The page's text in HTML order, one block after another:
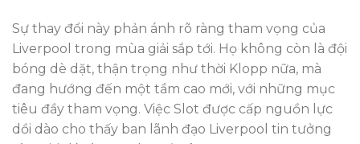
Sự thay đổi này phản ánh rõ ràng tham vọng của
Liverpool trong mùa giải sắp tới. Họ không còn là đội
bóng dè dặt, thận trọng như thời Klopp nữa, mà
đang hướng đến một tầm cao mới, với những mục
tiêu đầy tham vọng. Việc Slot được cấp nguồn lực
dồi dào cho thấy ban lãnh đạo Liverpool tin tưởng